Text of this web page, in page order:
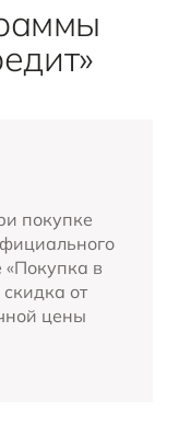
покупке
в
от
цены